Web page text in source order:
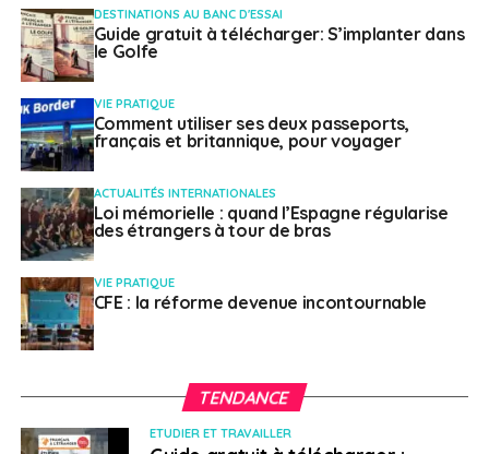
DESTINATIONS AU BANC D'ESSAI
Guide gratuit à télécharger: S’implanter dans
le Golfe
VIE PRATIQUE
Comment utiliser ses deux passeports,
français et britannique, pour voyager
ACTUALITÉS INTERNATIONALES
Loi mémorielle : quand l’Espagne régularise
des étrangers à tour de bras
VIE PRATIQUE
CFE : la réforme devenue incontournable
TENDANCE
ETUDIER ET TRAVAILLER